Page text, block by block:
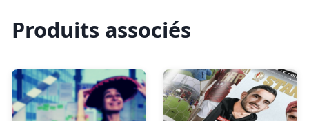
Produits associés